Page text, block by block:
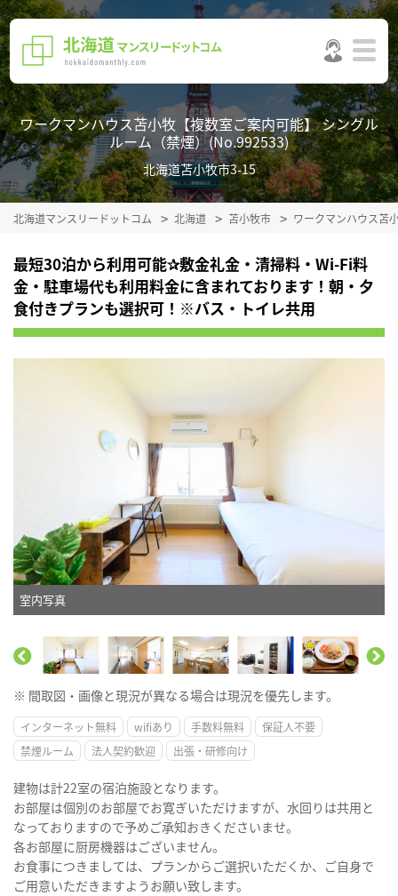
ワークマンハウス苫小牧【複数室ご案内可能】 シングル
ルーム（禁煙）(No.992533)
北海道苫小牧市3-15
北海道マンスリードットコム 北海道 苫小牧市 ワークマンハウス苫
最短30泊から利用可能✰敷金礼金・清掃料・Wi-Fi料
金・駐車場代も利用料金に含まれております！朝・夕
食付きプランも選択可！※バス・トイレ共用
室内写真
※ 間取図・画像と現況が異なる場合は現況を優先します。
インターネット無料 wifiあり 手数料無料
保証人不要
禁煙ルーム
法人契約歓迎 出張・研修向け
建物は計22室の宿泊施設となります。
お部屋は個別のお部屋でお寛ぎいただけますが、水回りは共用と
なっておりますので予めご承知おきくださいませ。
各お部屋に厨房機器はございません。
お食事につきましては、プランからご選択いただくか、ご自身で
ご用意いただきますようお願い致します。